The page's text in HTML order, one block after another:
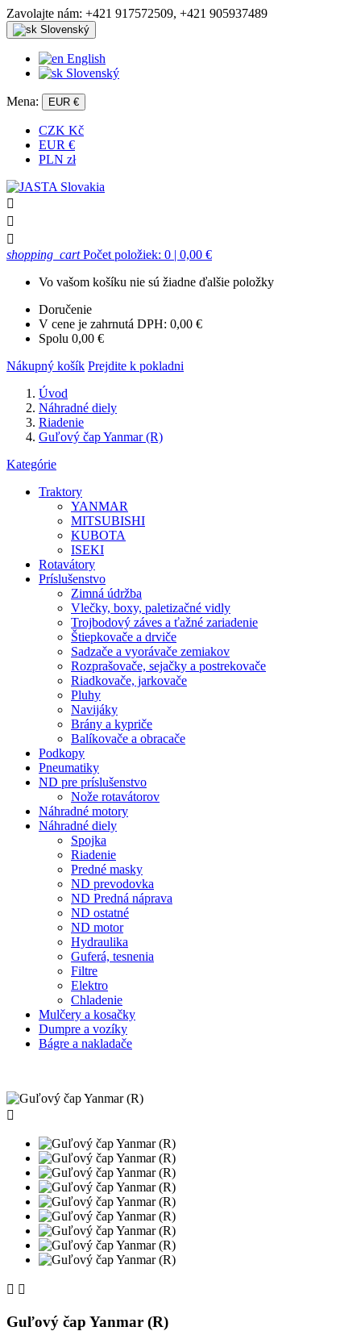
Zavolajte nám: +421 917572509, +421 905937489
Slovenský
English
Slovenský
Mena: EUR €
CZK Kč
EUR €
PLN zł



shopping_cart Počet položiek: 0 | 0,00 €
Vo vašom košíku nie sú žiadne ďalšie položky
Doručenie
V cene je zahrnutá DPH: 0,00 €
Spolu 0,00 €
Nákupný košík Prejdite k pokladni
Úvod
Náhradné diely
Riadenie
Guľový čap Yanmar (R)
Kategórie
Traktory
YANMAR
MITSUBISHI
KUBOTA
ISEKI
Rotavátory
Príslušenstvo
Zimná údržba
Vlečky, boxy, paletizačné vidly
Trojbodový záves a ťažné zariadenie
Štiepkovače a drviče
Sadzače a vyorávače zemiakov
Rozprašovače, sejačky a postrekovače
Riadkovače, jarkovače
Pluhy
Navijáky
Brány a kypriče
Balíkovače a obracače
Podkopy
Pneumatiky
ND pre príslušenstvo
Nože rotavátorov
Náhradné motory
Náhradné diely
Spojka
Riadenie
Predné masky
ND prevodovka
ND Predná náprava
ND ostatné
ND motor
Hydraulika
Guferá, tesnenia
Filtre
Elektro
Chladenie
Mulčery a kosačky
Dumpre a vozíky
Bágre a nakladače

 
Guľový čap Yanmar (R)